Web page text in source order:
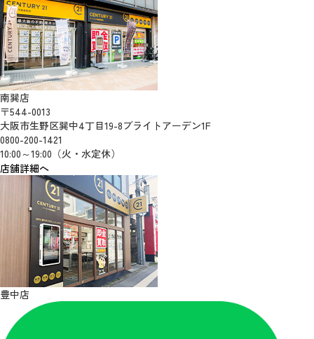
南巽店
〒544-0013
大阪市生野区巽中4丁目19-8ブライトアーデン1F
0800-200-1421
10:00～19:00（火・水定休）
店舗詳細へ
豊中店